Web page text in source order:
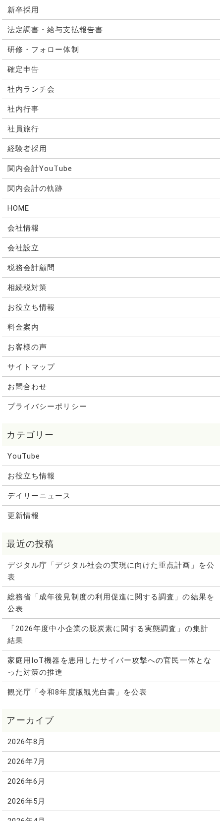
新卒採用
法定調書・給与支払報告書
研修・フォロー体制
確定申告
社内ランチ会
社内行事
社員旅行
経験者採用
関内会計YouTube
関内会計の軌跡
HOME
会社情報
会社設立
税務会計顧問
相続税対策
お役立ち情報
料金案内
お客様の声
サイトマップ
お問合わせ
プライバシーポリシー
YouTube
お役立ち情報
デイリーニュース
更新情報
デジタル庁「デジタル社会の実現に向けた重点計画」を公
表
総務省「成年後見制度の利用促進に関する調査」の結果を
公表
「2026年度中小企業の脱炭素に関する実態調査」の集計
結果
家庭用IoT機器を悪用したサイバー攻撃への官民一体とな
った対策の推進
観光庁「令和8年度版観光白書」を公表
2026年8月
2026年7月
2026年6月
2026年5月